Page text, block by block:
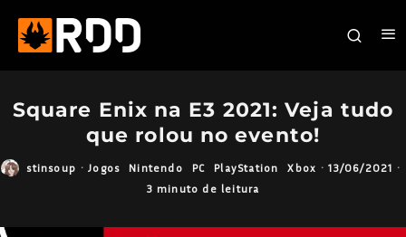
Square Enix na E3 2021: Veja tudo
que rolou no evento!
stinsoup · Jogos Nintendo PC PlayStation Xbox · 13/06/2021 ·
3 minuto de leitura